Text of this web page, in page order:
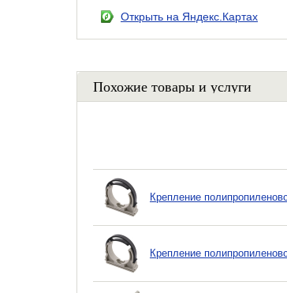
Открыть на Яндекс.Картах
Похожие товары и услуги
Крепление
Крепление